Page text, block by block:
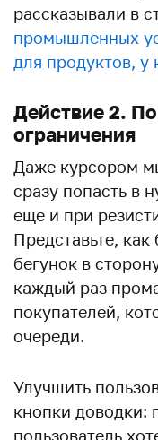
рассказывали в
промышленных
для продуктов, у
Действие 2.
ограничения
Даже курсором
сразу попасть в
еще и при
Представьте,
бегунок в
каждый раз
покупателей,
очереди.
Улучшить
кнопки доводки:
пользователь